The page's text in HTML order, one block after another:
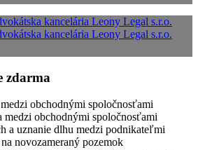
zdarma
obchodnými spoločnosťami
medzi obchodnými spoločnosťami
a uznanie dlhu medzi podnikateľmi
novozameraný pozemok